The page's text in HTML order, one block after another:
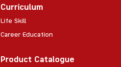
Curriculum
Life Skill
Career Education
Product Catalogue